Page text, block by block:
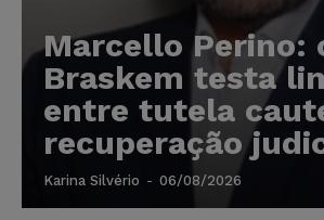
Marcello Perino:
Braskem testa
entre tutela
recuperação
Karina Silvério - 06/08/2026